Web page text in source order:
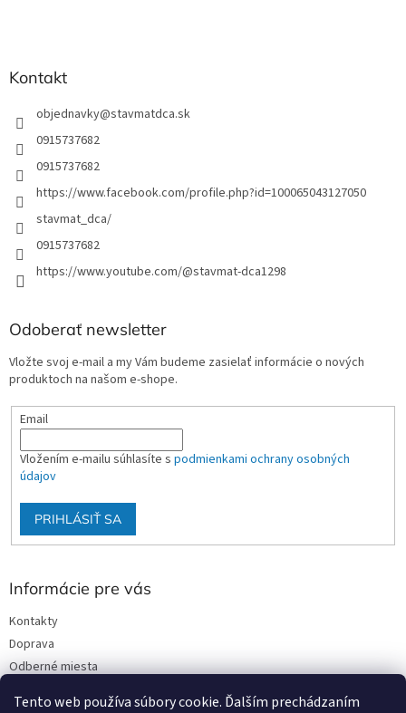
Tento web používa súbory cookie. Ďalším prechádzaním
Kontakt
objednavky@stavmatdca.sk
0915737682
0915737682
https://www.facebook.com/profile.php?id=100065043127050
stavmat_dca/
0915737682
https://www.youtube.com/@stavmat-dca1298
Odoberať newsletter
Vložte svoj e-mail a my Vám budeme zasielať informácie o nových
produktoch na našom e-shope.
Email
Vložením e-mailu súhlasíte s podmienkami ochrany osobných
údajov
PRIHLÁSIŤ SA
Informácie pre vás
Kontakty
Doprava
Odberné miesta